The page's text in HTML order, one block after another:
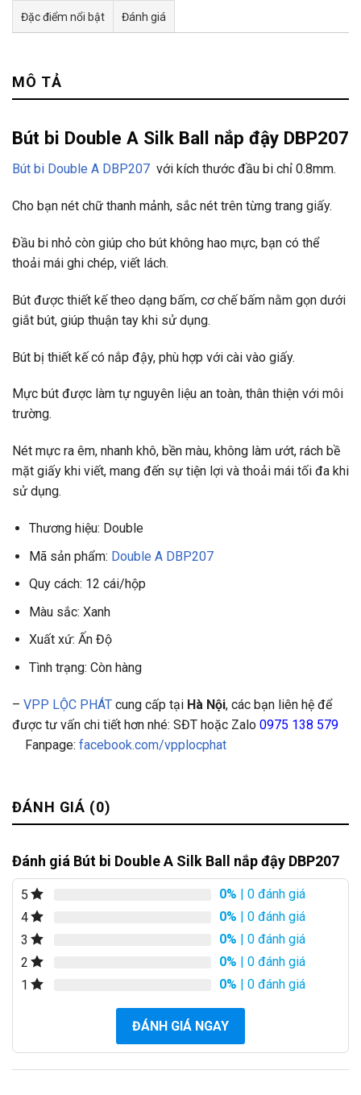
Đặc điểm nổi bật Đánh giá
MÔ TẢ
Bút bi Double A Silk Ball nắp đậy DBP207
Bút bi Double A DBP207 với kích thước đầu bi chỉ 0.8mm.
Cho bạn nét chữ thanh mảnh, sắc nét trên từng trang giấy.
Đầu bi nhỏ còn giúp cho bút không hao mực, bạn có thể
thoải mái ghi chép, viết lách.
Bút được thiết kế theo dạng bấm, cơ chế bấm nằm gọn dưới
giắt bút, giúp thuận tay khi sử dụng.
Bút bị thiết kế có nắp đậy, phù hợp với cài vào giấy.
Mực bút được làm tự nguyên liệu an toàn, thân thiện với môi
trường.
Nét mực ra êm, nhanh khô, bền màu, không làm ướt, rách bề
mặt giấy khi viết, mang đến sự tiện lợi và thoải mái tối đa khi
sử dụng.
Thương hiệu: Double
Mã sản phẩm: Double A DBP207
Quy cách: 12 cái/hộp
Màu sắc: Xanh
Xuất xứ: Ấn Độ
Tình trạng: Còn hàng
– VPP LỘC PHÁT cung cấp tại Hà Nội, các bạn liên hệ để
được tư vấn chi tiết hơn nhé: SĐT hoặc Zalo 0975 138 579
Fanpage: facebook.com/vpplocphat
ĐÁNH GIÁ (0)
Đánh giá Bút bi Double A Silk Ball nắp đậy DBP207
5 0% | 0 đánh giá
4
0% | 0 đánh giá
3
0% | 0 đánh giá
2
0% | 0 đánh giá
1
0% | 0 đánh giá
ĐÁNH GIÁ NGAY